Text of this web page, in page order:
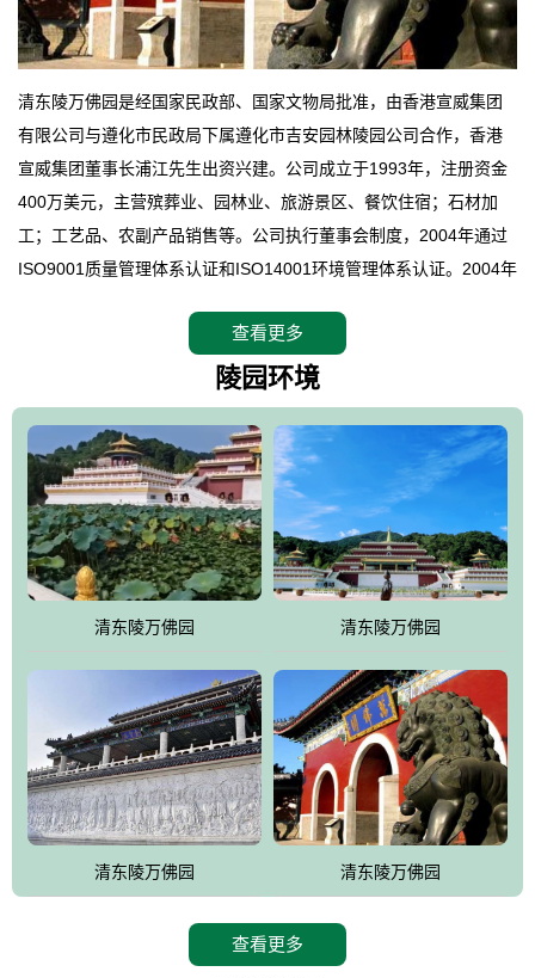
清东陵万佛园是经国家民政部、国家文物局批准，由香港宣威集团
有限公司与遵化市民政局下属遵化市吉安园林陵园公司合作，香港
宣威集团董事长浦江先生出资兴建。公司成立于1993年，注册资金
400万美元，主营殡葬业、园林业、旅游景区、餐饮住宿；石材加
工；工艺品、农副产品销售等。公司执行董事会制度，2004年通过
ISO9001质量管理体系认证和ISO14001环境管理体系认证。2004年
拥有4A级旅游区头衔的花园式陵园，园内建有四星级酒店一座。
万佛园位于遵化市境内，座落在世界文化遗产清东陵地形墙内，地
形绝佳，地理位置优越，交通便利。公司以“建设全国顶级人生后花
园、打造佛教精品旅游圣地”为目标，以海外归侨、国内外知名人士
的墓地安葬、祭祀吊亡并结合旅游参观构成其主要使用功能；以苍
郁绚丽、优雅宜人的园林景观构成其外部形象。通过墓园建设与造
园手法相结合的默契操作，建成一处特色鲜明、服务周全、环境优
美、民族风格突出，与周边文物古迹交相呼应的极具吸引力的花园
式园林。
万佛园工程一期占地448亩，目前完成投资近12亿元人民币，园区采
用全仿古式建筑，寻求与世界文化遗产地清东陵的和谐统一，在园
区建设中寻求陵园建设与景区建设的有机融合，充分发挥独一无二
的地形优势，打造现代艺术园林，建设旅游景观、寺庙、酒店等综
合服务设施，服务于陵园经营，使企业的多元化经营项目相互依
托、相互促进，园区绿化覆盖率达90%。
设计建造各种墓地墓位3万个；主体建筑金宝塔，墓位容量8万个，
能适应不同消费阶层的需求，为客户提供墓碑设计制作服务、特色
查看更多
陵园环境
清东陵万佛园 清东陵万佛园
清东陵万佛园 清东陵万佛园
查看更多